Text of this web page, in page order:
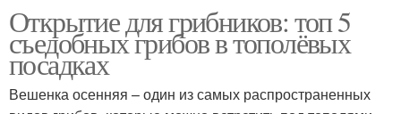
Открытие для грибников: топ 5
съедобных грибов в тополёвых
посадках
Вешенка осенняя – один из самых распространенных